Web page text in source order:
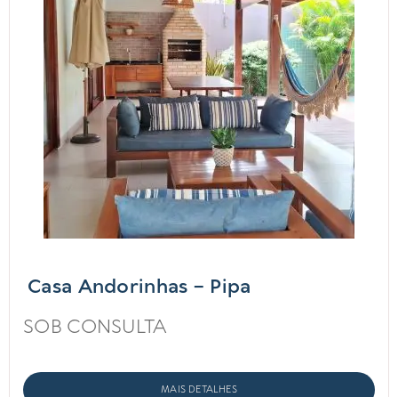
Casa Andorinhas – Pipa
SOB CONSULTA
MAIS DETALHES